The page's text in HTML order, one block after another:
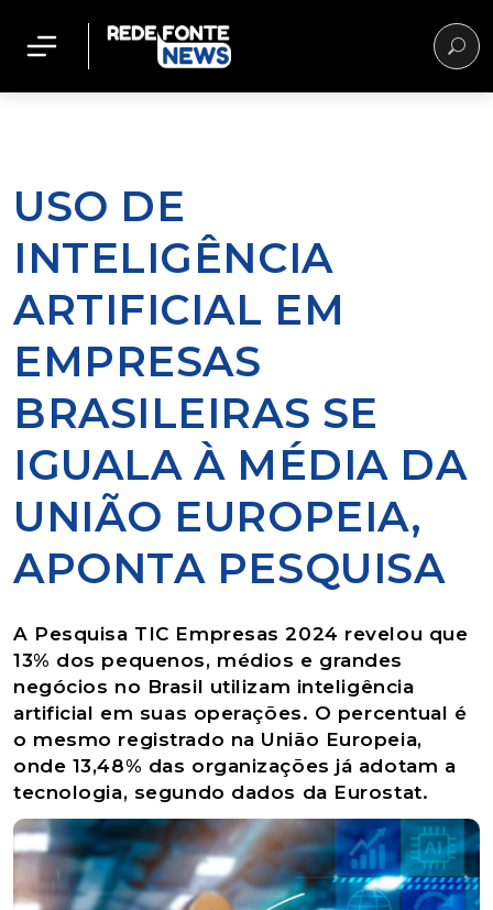
USO DE
INTELIGÊNCIA
ARTIFICIAL EM
EMPRESAS
BRASILEIRAS SE
IGUALA À MÉDIA DA
UNIÃO EUROPEIA,
APONTA PESQUISA
A Pesquisa TIC Empresas 2024 revelou que
13% dos pequenos, médios e grandes
negócios no Brasil utilizam inteligência
artificial em suas operações. O percentual é
o mesmo registrado na União Europeia,
onde 13,48% das organizações já adotam a
tecnologia, segundo dados da Eurostat.